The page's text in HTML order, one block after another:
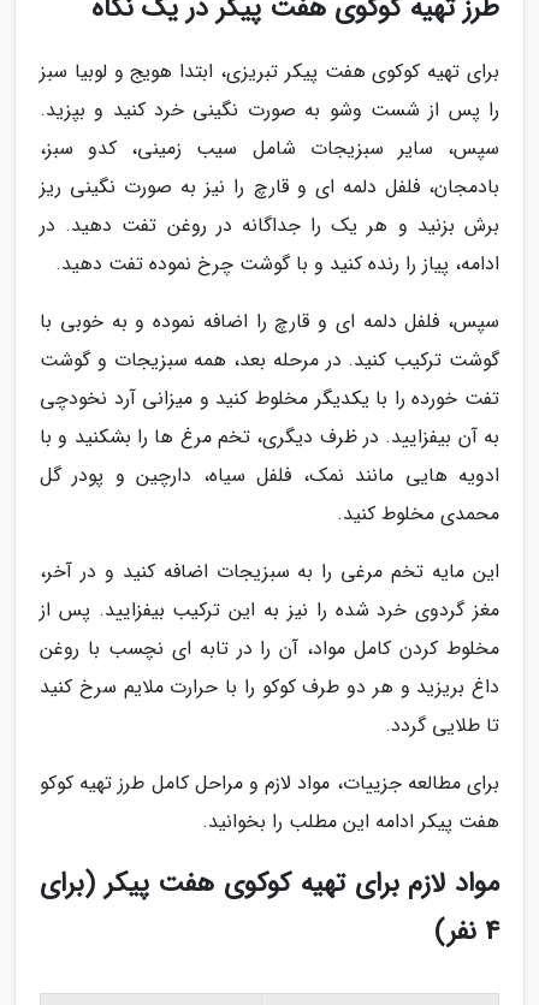
طرز تهیه کوکوی هفت پیکر در یک نگاه
برای تهیه کوکوی هفت پیکر تبریزی، ابتدا هویج و لوبیا سبز
را پس از شست وشو به صورت نگینی خرد کنید و بپزید.
سپس، سایر سبزیجات شامل سیب زمینی، کدو سبز،
بادمجان، فلفل دلمه ای و قارچ را نیز به صورت نگینی ریز
برش بزنید و هر یک را جداگانه در روغن تفت دهید. در
ادامه، پیاز را رنده کنید و با گوشت چرخ نموده تفت دهید.
سپس، فلفل دلمه ای و قارچ را اضافه نموده و به خوبی با
گوشت ترکیب کنید. در مرحله بعد، همه سبزیجات و گوشت
تفت خورده را با یکدیگر مخلوط کنید و میزانی آرد نخودچی
به آن بیفزایید. در ظرف دیگری، تخم مرغ ها را بشکنید و با
ادویه هایی مانند نمک، فلفل سیاه، دارچین و پودر گل
محمدی مخلوط کنید.
این مایه تخم مرغی را به سبزیجات اضافه کنید و در آخر،
مغز گردوی خرد شده را نیز به این ترکیب بیفزایید. پس از
مخلوط کردن کامل مواد، آن را در تابه ای نچسب با روغن
داغ بریزید و هر دو طرف کوکو را با حرارت ملایم سرخ کنید
تا طلایی گردد.
برای مطالعه جزییات، مواد لازم و مراحل کامل طرز تهیه کوکو
هفت پیکر ادامه این مطلب را بخوانید.
مواد لازم برای تهیه کوکوی هفت پیکر (برای
4 نفر)